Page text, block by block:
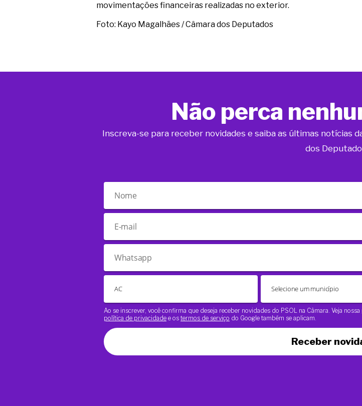
movimentações financeiras realizadas no exterior.
Foto: Kayo Magalhães / Câmara dos Deputados
Não perca
Inscreva-se para receber novidades e saiba as últimas notícias
dos
Ao se inscrever, você confirma que deseja receber novidades do PSOL na Câmara. Veja nossa
política de privacidade e os termos de serviço do Google também se aplicam.
Receber